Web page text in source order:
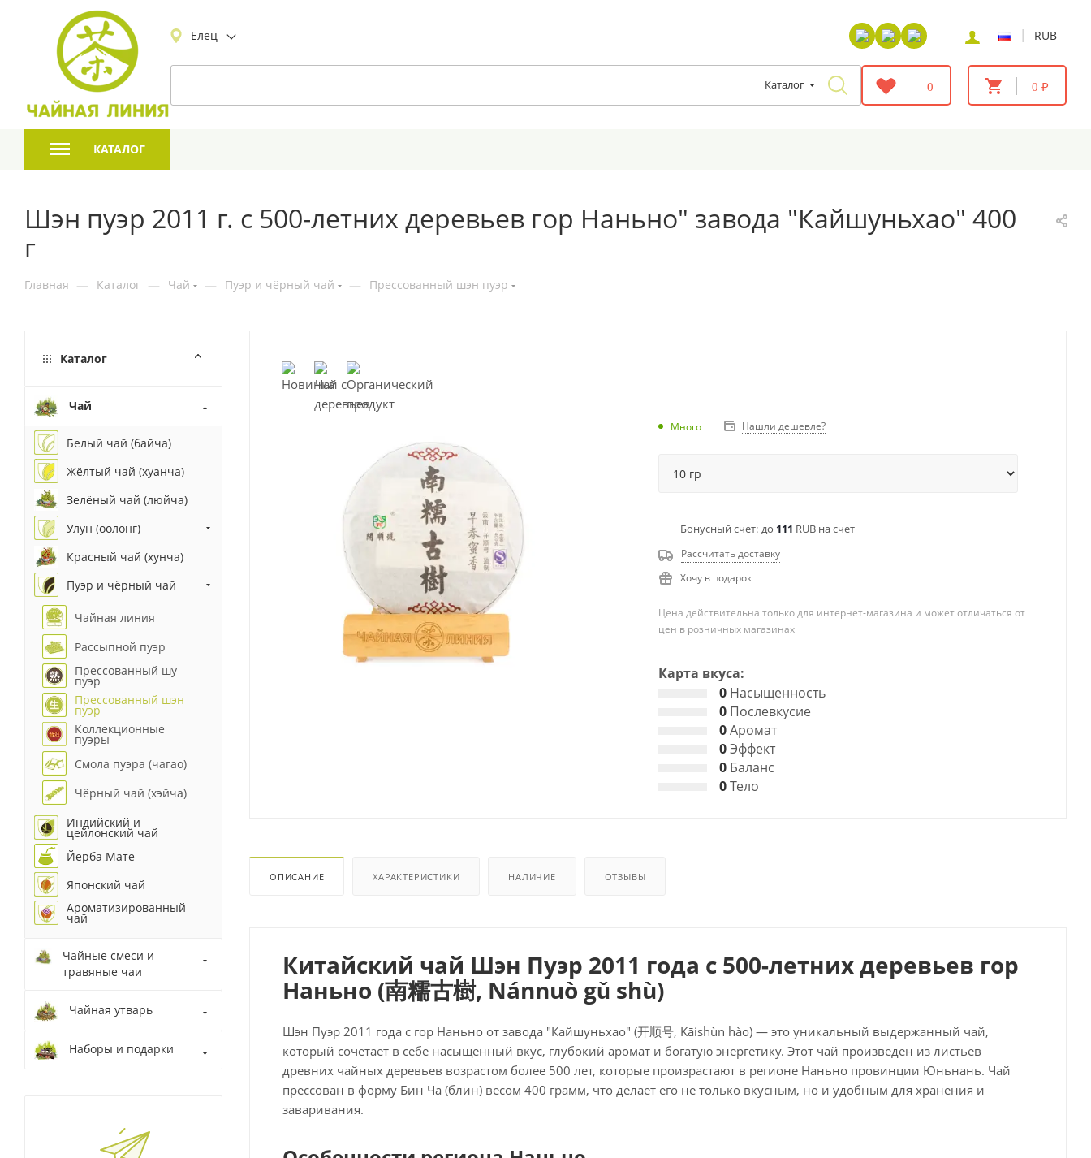
Елец | RUB
Каталог 0 0 ₽
КАТАЛОГ
Шэн пуэр 2011 г. с 500-летних деревьев гор Наньно" завода "Кайшуньхао" 400
г
Главная — Каталог — Чай — Пуэр и чёрный чай — Прессованный шэн пуэр
Много Нашли дешевле?
Бонусный счет: до 111 RUB на счет
Рассчитать доставку
Хочу в подарок
Цена действительна только для интернет-магазина и может отличаться от
цен в розничных магазинах
Карта вкуса:
0Насыщенность
0Послевкусие
0Аромат
0Эффект
0Баланс
0Тело
ОПИСАНИЕ ХАРАКТЕРИСТИКИ НАЛИЧИЕ ОТЗЫВЫ
Китайский чай Шэн Пуэр 2011 года с 500-летних деревьев гор
Наньно (南糯古樹, Nánnuò gǔ shù)
Шэн Пуэр 2011 года с гор Наньно от завода "Кайшуньхао" (开顺号, Kāishùn hào) — это уникальный выдержанный чай,
который сочетает в себе насыщенный вкус, глубокий аромат и богатую энергетику. Этот чай произведен из листьев
древних чайных деревьев возрастом более 500 лет, которые произрастают в регионе Наньно провинции Юньнань. Чай
прессован в форму Бин Ча (блин) весом 400 грамм, что делает его не только вкусным, но и удобным для хранения и
заваривания.
Каталог
Чай
Белый чай (байча)
Жёлтый чай (хуанча)
Зелёный чай (люйча)
Улун (оолонг)
Красный чай (хунча)
Пуэр и чёрный чай
Чайная линия
Рассыпной пуэр
Прессованный шу
пуэр
Прессованный шэн
пуэр
Коллекционные
пуэры
Смола пуэра (чагао)
Чёрный чай (хэйча)
Индийский и
цейлонский чай
Йерба Мате
Японский чай
Ароматизированный
чай
Чайные смеси и
травяные чаи
Чайная утварь
Наборы и подарки